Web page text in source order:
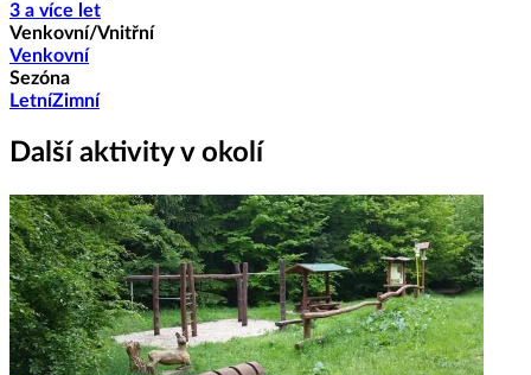
3 a více let
Venkovní/Vnitřní
Venkovní
Sezóna
LetníZimní
Další aktivity v okolí